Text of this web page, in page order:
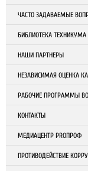
ЧАСТО ЗАДАВАЕМЫЕ
БИБЛИОТЕКА ТЕХНИКУМА
НАШИ ПАРТНЕРЫ
НЕЗАВИСИМАЯ ОЦЕНКА
РАБОЧИЕ ПРОГРАММЫ
КОНТАКТЫ
МЕДИАЦЕНТР PROПРОФ
ПРОТИВОДЕЙСТВИЕ